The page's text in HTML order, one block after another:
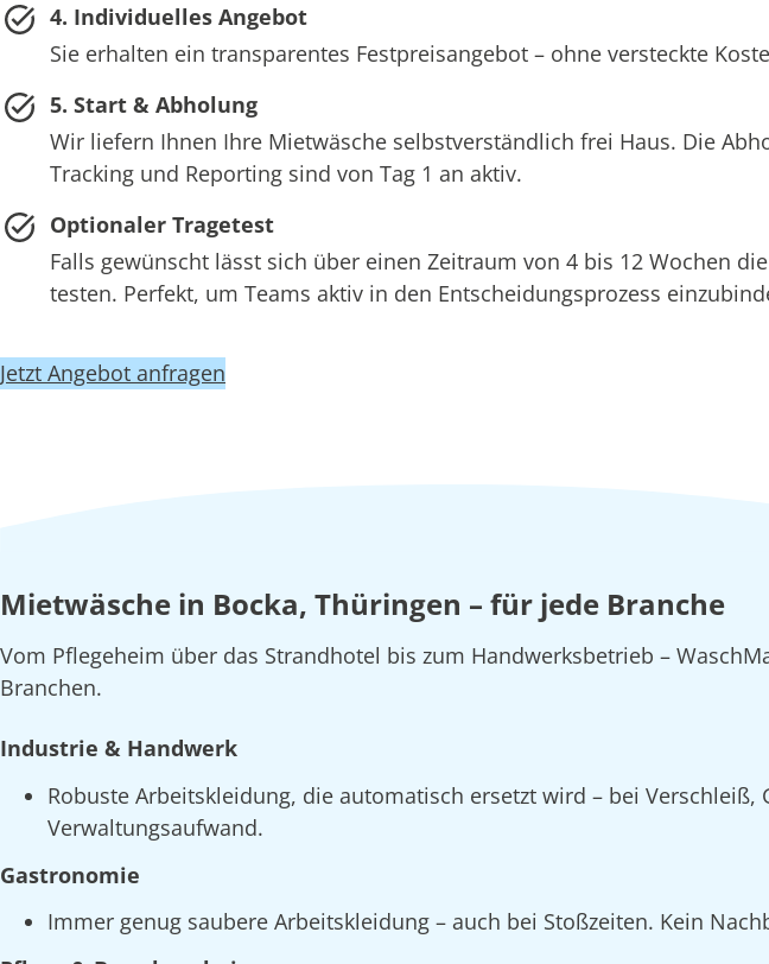
4. Individuelles Angebot
Sie erhalten ein transparentes Festpreisangebot – ohne versteckte
5. Start & Abholung
Wir liefern Ihnen Ihre Mietwäsche selbstverständlich frei Haus. Die
Tracking und Reporting sind von Tag 1 an aktiv.
Optionaler Tragetest
Falls gewünscht lässt sich über einen Zeitraum von 4 bis 12 Wochen
testen. Perfekt, um Teams aktiv in den Entscheidungsprozess
Jetzt Angebot anfragen
Mietwäsche in Bocka, Thüringen – für jede Branche
Vom Pflegeheim über das Strandhotel bis zum Handwerksbetrieb –
Branchen.
Industrie & Handwerk
Robuste Arbeitskleidung, die automatisch ersetzt wird – bei
Verwaltungsaufwand.
Gastronomie
Immer genug saubere Arbeitskleidung – auch bei Stoßzeiten. Kein